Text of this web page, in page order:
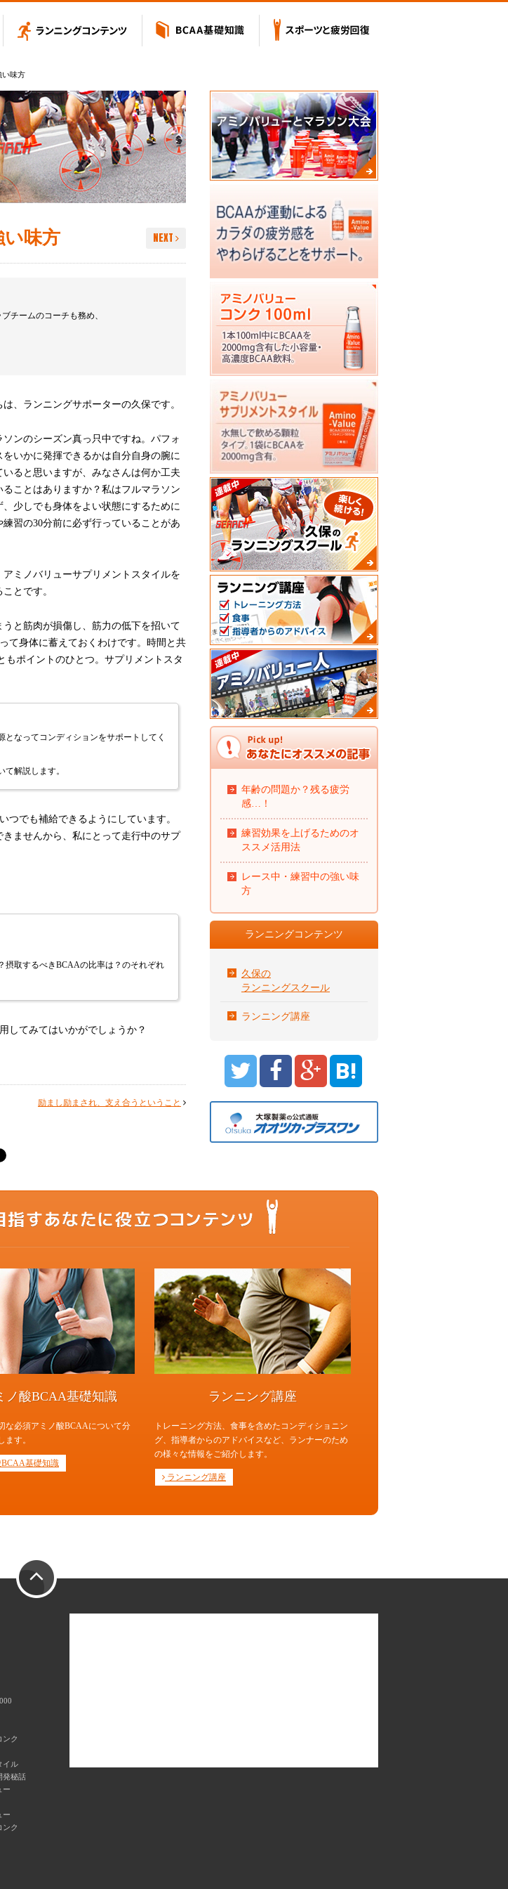
BCAA基礎知識
い味方
い味方 NEXT
チームのコーチも務め、
は、ランニングサポーターの久保です。
ソンのシーズン真っ只中ですね。パフォ
をいかに発揮できるかは自分自身の腕に
いると思いますが、みなさんは何か工夫
ることはありますか？私はフルマラソン
、少しでも身体をよい状態にするために
練習の30分前に必ず行っていることがあ
アミノバリューサプリメントスタイルを
とです。
と筋肉が損傷し、筋力の低下を招いて
て身体に蓄えておくわけです。時間と共
ポイントのひとつ。サプリメントスタ
なってコンディションをサポートしてく
解説します。
つでも補給できるようにしています。
ませんから、私にとって走行中のサプ
摂取するべきBCAAの比率は？のそれぞれ
してみてはいかがでしょうか？
励まし励まされ、支え合うということ
年齢の問題か？残る疲労
感…！
練習効果を上げるためのオ
ススメ活用法
レース中・練習中の強い味
方
ランニングコンテンツ
久保の
ランニングスクール
ランニング講座
B!
もっと動ける体を目指すあなた
ノ酸BCAA基礎知識
な必須アミノ酸BCAAについて分
ます。
基礎知識
ランニング講座
トレーニング方法、食事を含めたコンディショニン
グ、指導者からのアドバイスなど、ランナーのため
の様々な情報をご紹介します。
ランニング講座
ンク
イル
発秘話
ー
ー
ンク